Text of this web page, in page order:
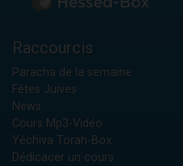
Raccourcis
Paracha de la semaine
Fêtes Juives
News
Cours Mp3-Vidéo
Yéchiva Torah-Box
Dédicacer un cours